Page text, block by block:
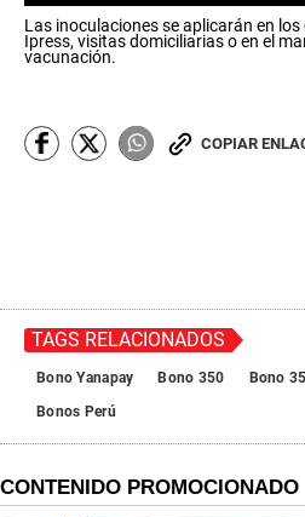
s
e
d
s
n
d
Las inoculaciones se aplicarán en
Ipress, visitas domiciliarias o en el
vacunación.
COPIAR
TAGS RELACIONADOS
Bono Yanapay Bono 350 Bono
Bonos Perú